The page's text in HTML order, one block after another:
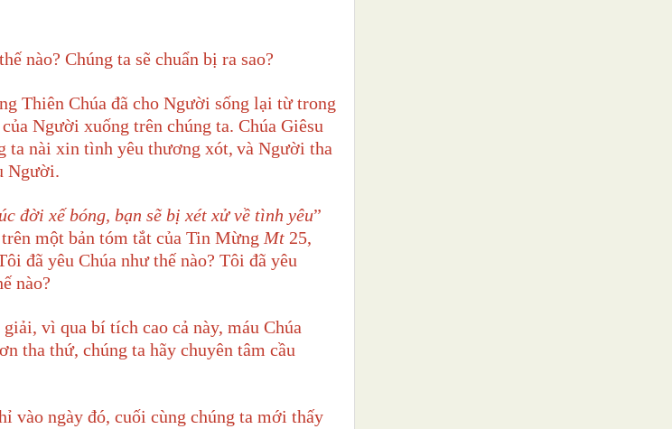
nào? Chúng ta sẽ chuẩn bị ra sao?
Thiên Chúa đã cho Người sống lại từ trong
Người xuống trên chúng ta. Chúa Giêsu
ta nài xin tình yêu thương xót, và Người tha
Người.
đời xế bóng, bạn sẽ bị xét xử về tình yêu”
một bản tóm tắt của Tin Mừng Mt 25,
đã yêu Chúa như thế nào? Tôi đã yêu
nào?
vì qua bí tích cao cả này, máu Chúa
tha thứ, chúng ta hãy chuyên tâm cầu
vào ngày đó, cuối cùng chúng ta mới thấy